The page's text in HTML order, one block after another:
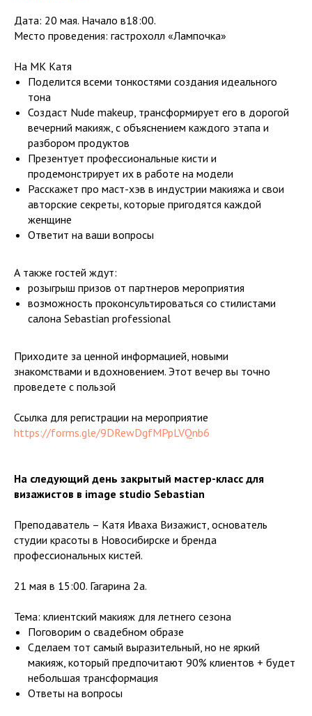
Дата: 20 мая. Начало в18:00.
Место проведения: гастрохолл «Лампочка»
На МК Катя
Поделится всеми тонкостями создания идеального
тона
Создаст Nude makeup, трансформирует его в дорогой
вечерний макияж, с объяснением каждого этапа и
разбором продуктов
Презентует профессиональные кисти и
продемонстрирует их в работе на модели
Расскажет про маст-хэв в индустрии макияжа и свои
авторские секреты, которые пригодятся каждой
женщине
Ответит на ваши вопросы
А также гостей ждут:
розыгрыш призов от партнеров мероприятия
возможность проконсультироваться со стилистами
салона Sebastian professional
Приходите за ценной информацией, новыми
знакомствами и вдохновением. Этот вечер вы точно
проведете с пользой
Ссылка для регистрации на мероприятие
https://forms.gle/9DRewDgfMPpLVQnb6
На следующий день закрытый мастер-класс для
визажистов в image studio Sebastian
Преподаватель – Катя Иваха Визажист, основатель
студии красоты в Новосибирске и бренда
профессиональных кистей.
21 мая в 15:00. Гагарина 2а.
Тема: клиентский макияж для летнего сезона
Поговорим о свадебном образе
Сделаем тот самый выразительный, но не яркий
макияж, который предпочитают 90% клиентов + будет
небольшая трансформация
Ответы на вопросы